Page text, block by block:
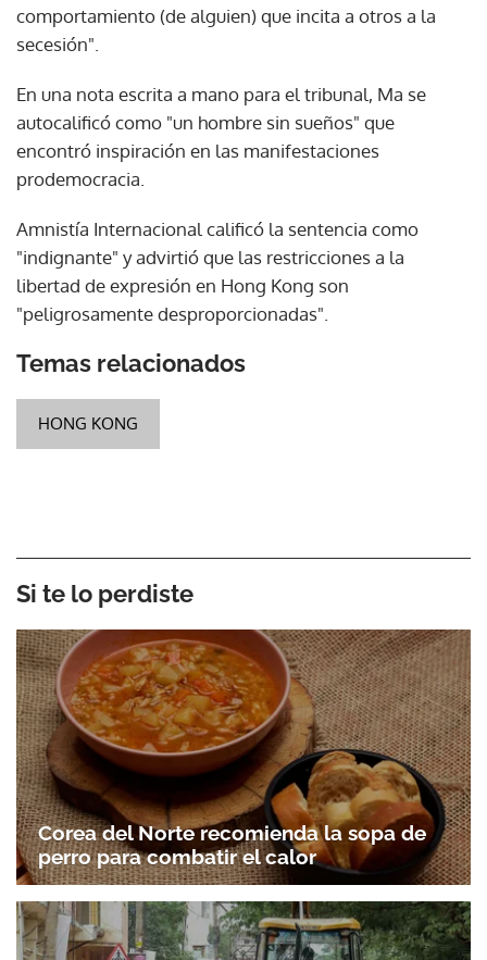
comportamiento (de alguien) que incita a otros a la
secesión".
En una nota escrita a mano para el tribunal, Ma se
autocalificó como "un hombre sin sueños" que
encontró inspiración en las manifestaciones
prodemocracia.
Amnistía Internacional calificó la sentencia como
"indignante" y advirtió que las restricciones a la
libertad de expresión en Hong Kong son
"peligrosamente desproporcionadas".
Temas relacionados
HONG KONG
Si te lo perdiste
Corea del Norte recomienda la sopa de
perro para combatir el calor